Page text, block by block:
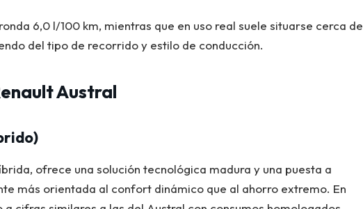
6,0 l/100 km, mientras que en uso real suele situarse cerca de
del tipo de recorrido y estilo de conducción.
Austral
ofrece una solución tecnológica madura y una puesta a
más orientada al confort dinámico que al ahorro extremo. En